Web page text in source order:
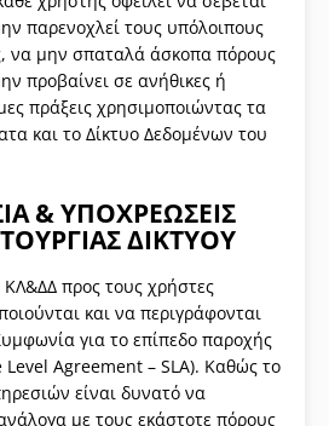
παρενοχλεί τους υπόλοιπους
να μην σπαταλά άσκοπα πόρους
προβαίνει σε ανήθικες ή
πράξεις χρησιμοποιώντας τα
και το Δίκτυο Δεδομένων του
& ΥΠΟΧΡΕΩΣΕΙΣ
ΔΙΚΤΥΟΥ
προς τους χρήστες
και να περιγράφονται
για το επίπεδο παροχής
Level Agreement – SLA). Καθώς το
είναι δυνατό να
με τους εκάστοτε πόρους